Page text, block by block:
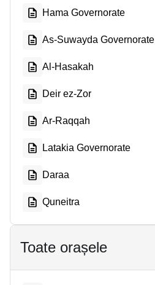
Hama Governorate
As-Suwayda Governorate
Al-Hasakah
Deir ez-Zor
Ar-Raqqah
Latakia Governorate
Daraa
Quneitra
Toate orașele